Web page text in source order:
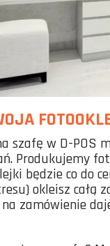
szafę w D-POS
Produkujemy
będzie co do
okleisz całą
zamówienie